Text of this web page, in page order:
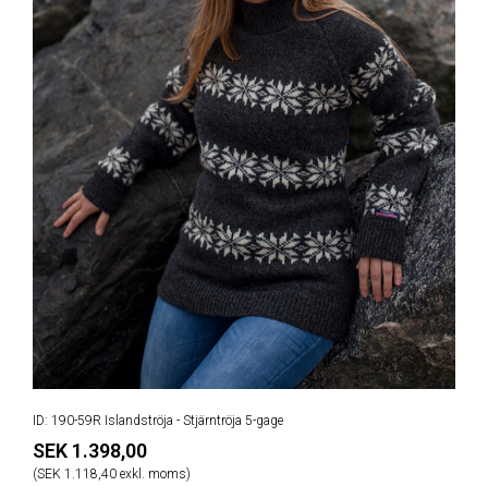
ID: 190-59R Islandströja - Stjärntröja 5-gage
SEK 1.398,00
(SEK 1.118,40 exkl. moms)